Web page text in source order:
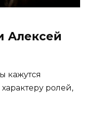
Алексей
кажутся
ролей,